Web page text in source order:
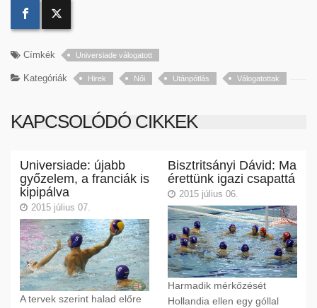
Címkék Universiade válogatott
Kategóriák Hirek Női Utánpótlás Válogatottak
KAPCSOLÓDÓ CIKKEK
Universiade: újabb
győzelem, a franciák is
kipipálva
2015 július 07.
A tervek szerint halad előre
Bisztritsányi Dávid: Ma
érettünk igazi csapattá
2015 július 06.
Harmadik mérkőzését
Hollandia ellen egy góllal